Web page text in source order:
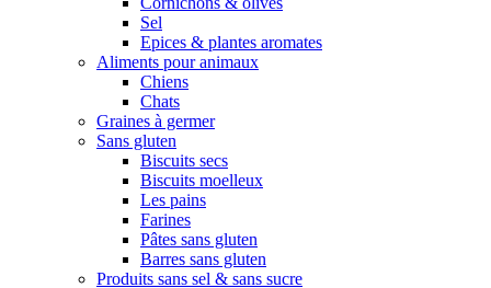
Sel
Epices & plantes aromates
Aliments pour animaux
Chiens
Chats
Graines à germer
Sans gluten
Biscuits secs
Biscuits moelleux
Les pains
Farines
Pâtes sans gluten
Barres sans gluten
Produits sans sel & sans sucre